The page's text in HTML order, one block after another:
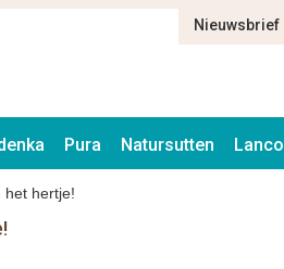
Nieuwsbrief
Pura Natursutten Lanco
het hertje!